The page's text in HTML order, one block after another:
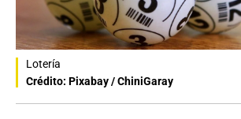
Lotería
Crédito: Pixabay / ChiniGaray